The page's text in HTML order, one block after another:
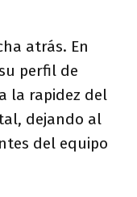
atrás. En
perfil de
la rapidez del
dejando al
del equipo